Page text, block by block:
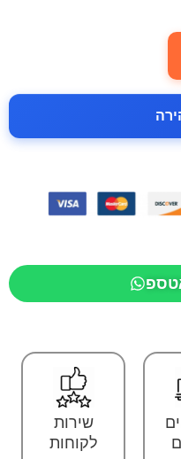
שירות
לקוחות